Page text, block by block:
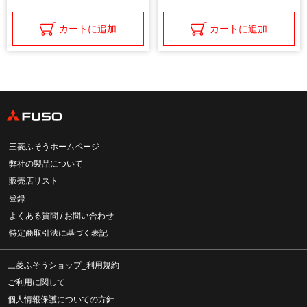
カートに追加 カートに追加
三菱ふそうホームページ
弊社の製品について
販売店リスト
登録
よくある質問 / お問い合わせ
特定商取引法に基づく表記
三菱ふそうショップ_利用規約
ご利用に関して
個人情報保護についての方針